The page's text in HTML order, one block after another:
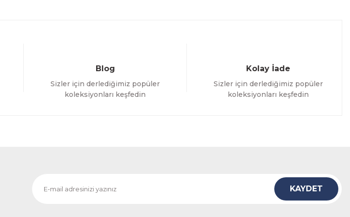
Blog
Sizler için derlediğimiz popüler
koleksiyonları keşfedin
Kolay İade
Sizler için derlediğimiz popüler
koleksiyonları keşfedin
KAYDET